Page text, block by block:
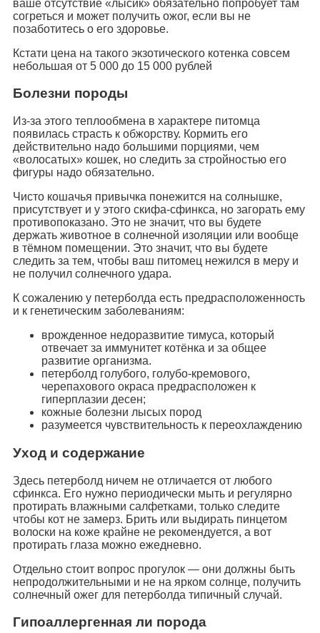
ваше отсутствие «лысик» обязательно попробует там
согреться и может получить ожог, если вы не
позаботитесь о его здоровье.
Кстати цена на такого экзотического котенка совсем
небольшая от 5 000 до 15 000 рублей
Болезни породы
Из-за этого теплообмена в характере питомца
появилась страсть к обжорству. Кормить его
действительно надо большими порциями, чем
«волосатых» кошек, но следить за стройностью его
фигуры надо обязательно.
Чисто кошачья привычка понежится на солнышке,
присутствует и у этого скифа-сфинкса, но загорать ему
противопоказано. Это не значит, что вы будете
держать животное в солнечной изоляции или вообще
в тёмном помещении. Это значит, что вы будете
следить за тем, чтобы ваш питомец нежился в меру и
не получил солнечного удара.
К сожалению у петерболда есть предрасположенность
и к генетическим заболеваниям:
врожденное недоразвитие тимуса, который
отвечает за иммунитет котёнка и за общее
развитие организма.
петерболд голубого, голубо-кремового,
черепахового окраса предрасположен к
гиперплазии десен;
кожные болезни лысых пород
разумеется чувствительность к переохлаждению
Уход и содержание
Здесь петерболд ничем не отличается от любого
сфинкса. Его нужно периодически мыть и регулярно
протирать влажными салфетками, только следите
чтобы кот не замерз. Брить или выдирать пинцетом
волоски на коже крайне не рекомендуется, а вот
протирать глаза можно ежедневно.
Отдельно стоит вопрос прогулок — они должны быть
непродолжительными и не на ярком солнце, получить
солнечный ожег для петерболда типичный случай.
Гипоаллергенная ли порода